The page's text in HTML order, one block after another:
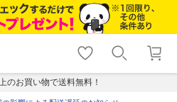
shopping_cart lock_outline
ログイン
のお買い物で送料無料！